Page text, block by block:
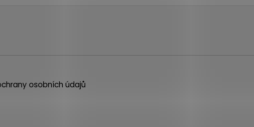
osobních údajů